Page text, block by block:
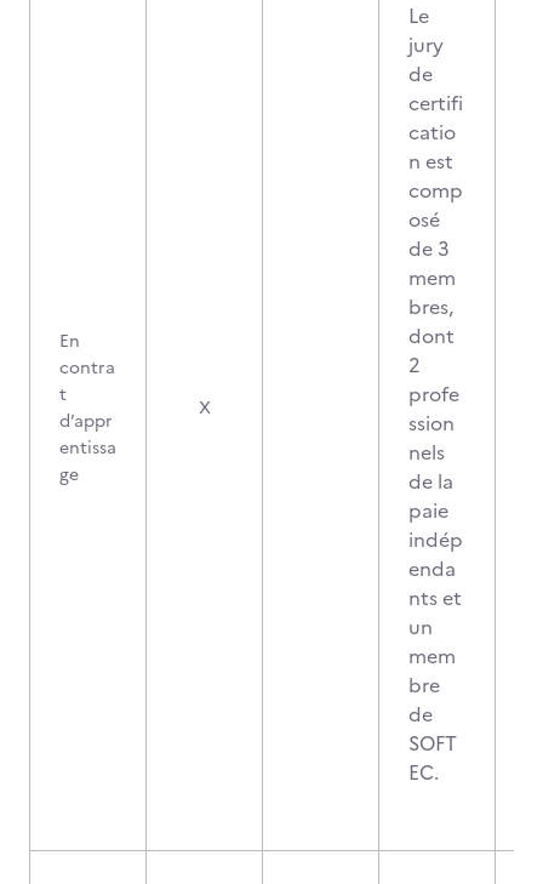
En
contra
t
d’appr
entissa
ge
X
Le
jury
de
certifi
catio
n est
comp
osé
de 3
mem
bres,
dont
2
profe
ssion
nels
de la
paie
indép
enda
nts et
un
mem
bre
de
SOFT
EC.